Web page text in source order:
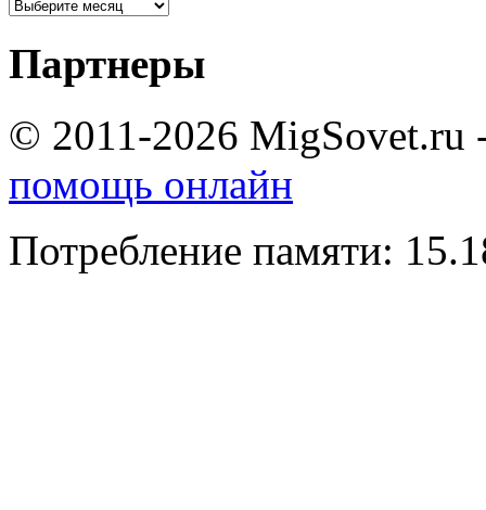
Партнеры
© 2011-2026 MigSovet.ru
помощь онлайн
Потребление памяти: